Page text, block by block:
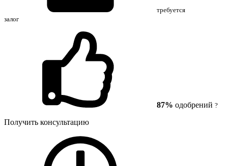
требуется
залог
87% одобрений ?
Получить консультацию